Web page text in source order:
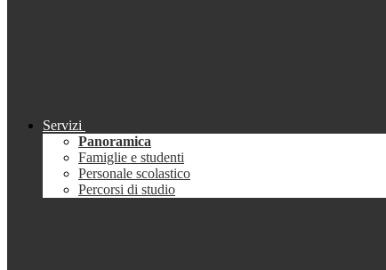
Servizi
Panoramica
Famiglie e studenti
Personale scolastico
Percorsi di studio